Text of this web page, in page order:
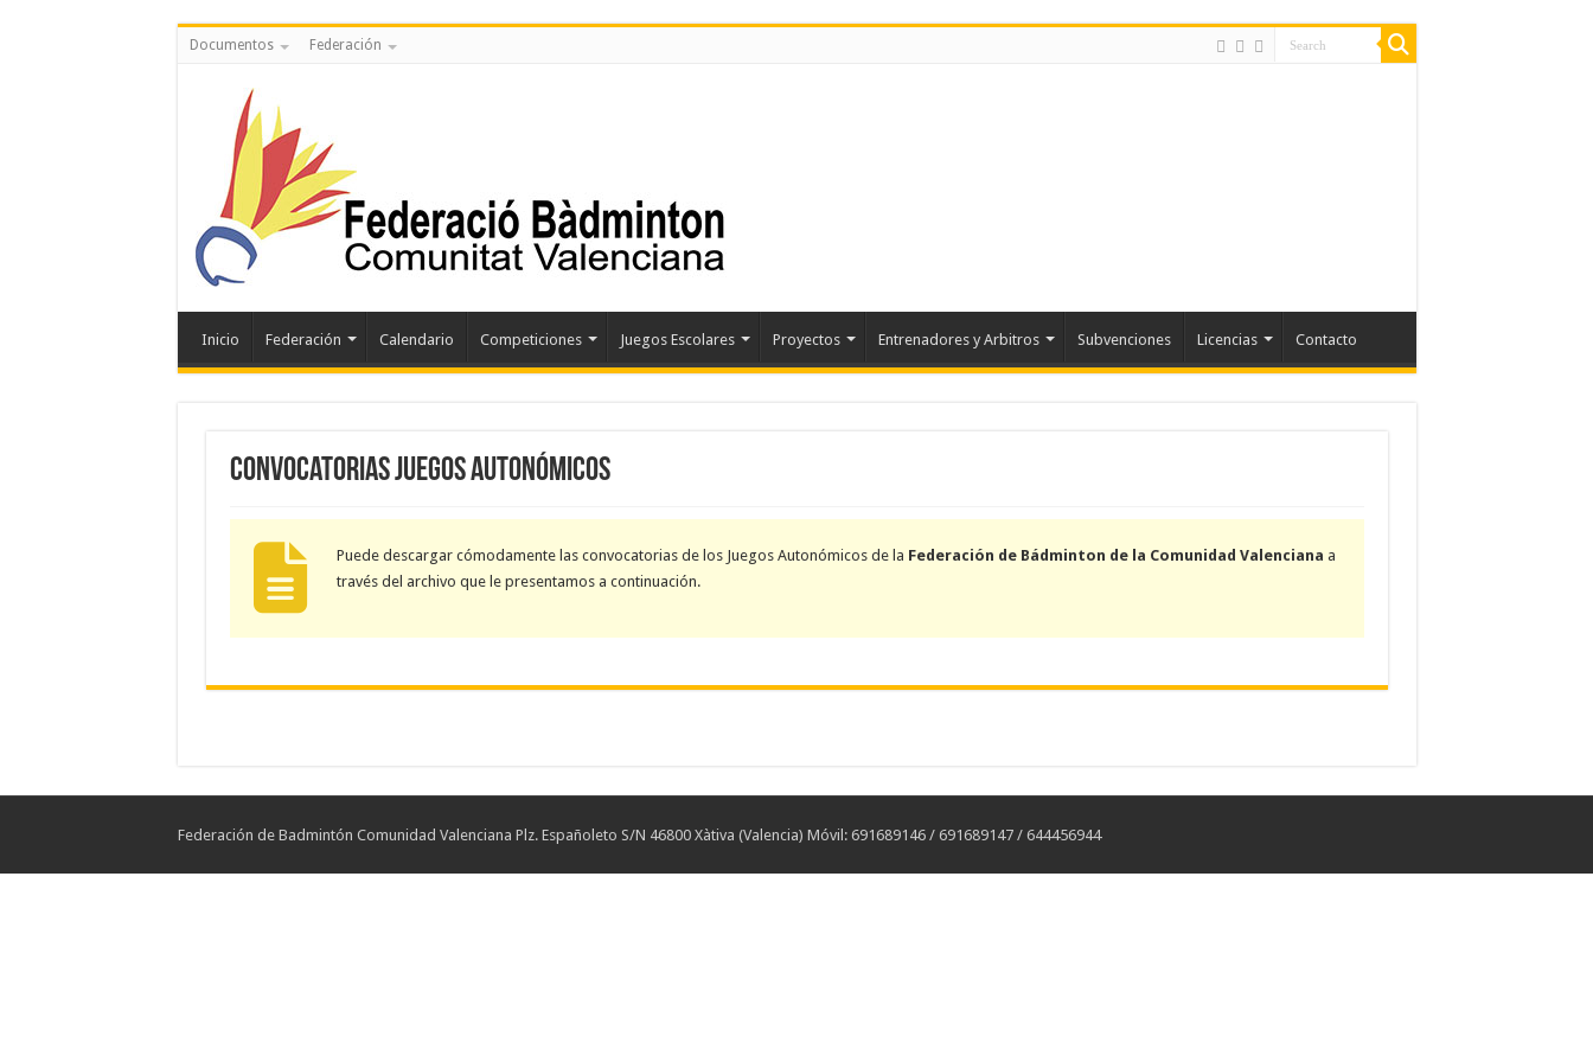
Documentos Federación
Inicio Federación Calendario Competiciones Juegos Escolares Proyectos Entrenadores y Arbitros Subvenciones Licencias Contacto
Convocatorias Juegos Autonómicos
Puede descargar cómodamente las convocatorias de los Juegos Autonómicos de la Federación de Bádminton de la Comunidad Valenciana a
través del archivo que le presentamos a continuación.
Federación de Badmintón Comunidad Valenciana Plz. Españoleto S/N 46800 Xàtiva (Valencia) Móvil: 691689146 / 691689147 / 644456944